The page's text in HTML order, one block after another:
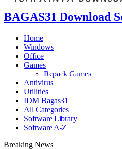
BAGAS31 Download
Home
Windows
Office
Games
Repack Games
Antivirus
Utilities
IDM Bagas31
All Categories
Software Library
Software A-Z
Breaking News